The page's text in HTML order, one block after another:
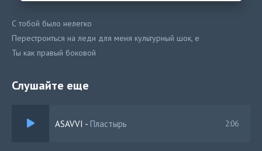
С тобой было нелегко
Перестроиться на леди для меня культурный шок, е
Ты как правый боковой
Нет я не читаю сказки
Слушайте еще
ASAVVI - Пластырь 2:06